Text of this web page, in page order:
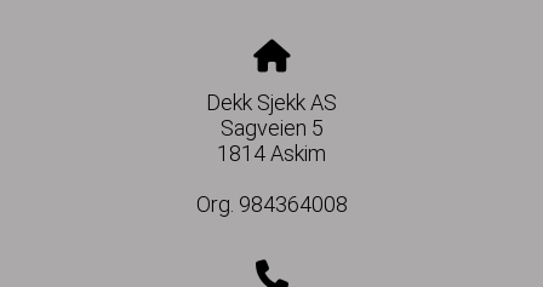
Dekk Sjekk AS
Sagveien 5
1814 Askim
Org. 984364008